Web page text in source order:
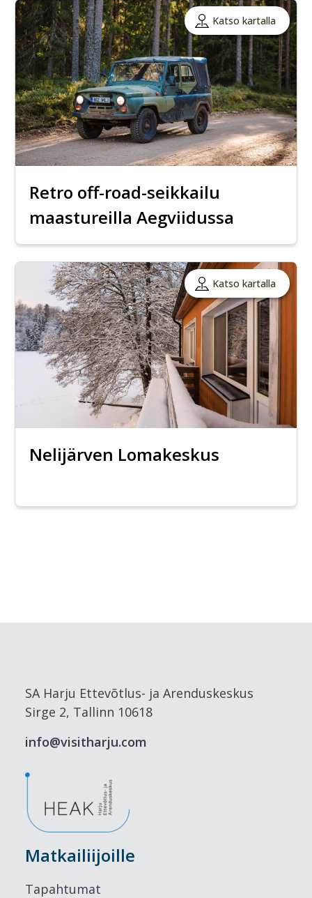
Katso kartalla
Retro off-road-seikkailu
maastureilla Aegviidussa
Katso kartalla
Nelijärven Lomakeskus
SA Harju Ettevõtlus- ja Arenduskeskus
Sirge 2, Tallinn 10618
info@visitharju.com
Matkailiijoille
Tapahtumat